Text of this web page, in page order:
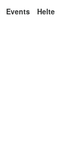
Events Helte